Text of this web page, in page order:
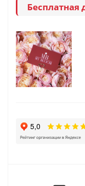
Бесплатная